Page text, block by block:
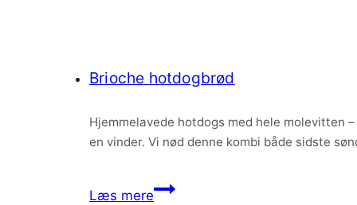
Brioche hotdogbrød
Hjemmelavede hotdogs med hele molevitten
en vinder. Vi nød denne kombi både sidste
Læs mereBrioche